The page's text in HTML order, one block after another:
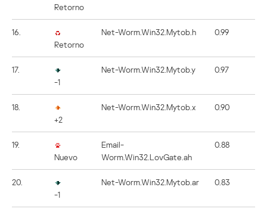
Retorno
16.
Retorno
Net-Worm.Win32.Mytob.h 0.99
17.
-1
Net-Worm.Win32.Mytob.y 0.97
18.
+2
Net-Worm.Win32.Mytob.x 0.90
19.
Nuevo
Email-
Worm.Win32.LovGate.ah
0.88
20.
-1
Net-Worm.Win32.Mytob.ar 0.83